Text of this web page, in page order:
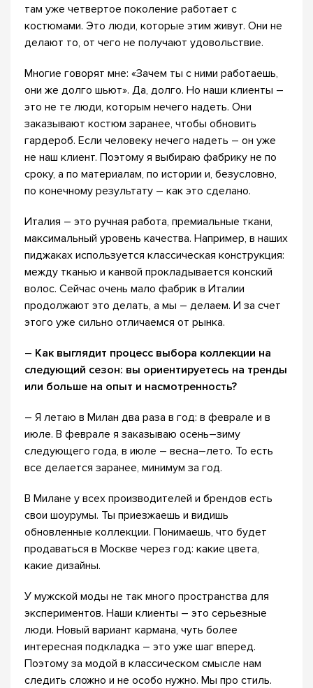
там уже четвертое поколение работает с
костюмами. Это люди, которые этим живут. Они не
делают то, от чего не получают удовольствие.
Многие говорят мне: «Зачем ты с ними работаешь,
они же долго шьют». Да, долго. Но наши клиенты –
это не те люди, которым нечего надеть. Они
заказывают костюм заранее, чтобы обновить
гардероб. Если человеку нечего надеть – он уже
не наш клиент. Поэтому я выбираю фабрику не по
сроку, а по материалам, по истории и, безусловно,
по конечному результату – как это сделано.
Италия – это ручная работа, премиальные ткани,
максимальный уровень качества. Например, в наших
пиджаках используется классическая конструкция:
между тканью и канвой прокладывается конский
волос. Сейчас очень мало фабрик в Италии
продолжают это делать, а мы – делаем. И за счет
этого уже сильно отличаемся от рынка.
– Как выглядит процесс выбора коллекции на
следующий сезон: вы ориентируетесь на тренды
или больше на опыт и насмотренность?
– Я летаю в Милан два раза в год: в феврале и в
июле. В феврале я заказываю осень–зиму
следующего года, в июле – весна–лето. То есть
все делается заранее, минимум за год.
В Милане у всех производителей и брендов есть
свои шоурумы. Ты приезжаешь и видишь
обновленные коллекции. Понимаешь, что будет
продаваться в Москве через год: какие цвета,
какие дизайны.
У мужской моды не так много пространства для
экспериментов. Наши клиенты – это серьезные
люди. Новый вариант кармана, чуть более
интересная подкладка – это уже шаг вперед.
Поэтому за модой в классическом смысле нам
следить сложно и не особо нужно. Мы про стиль.